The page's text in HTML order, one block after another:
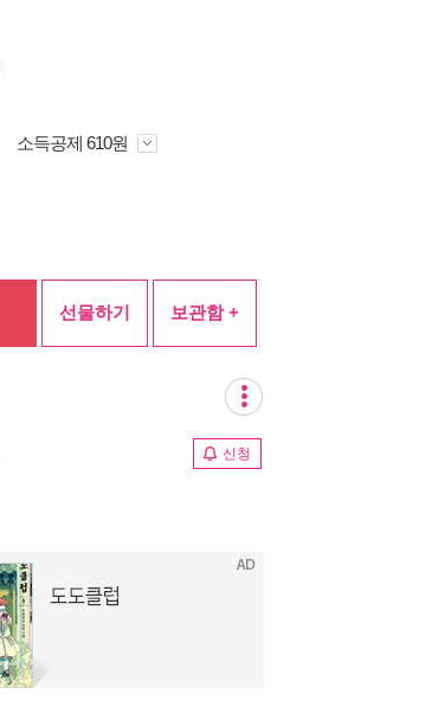
소득공제 610원
선물하기 보관함 +
신청